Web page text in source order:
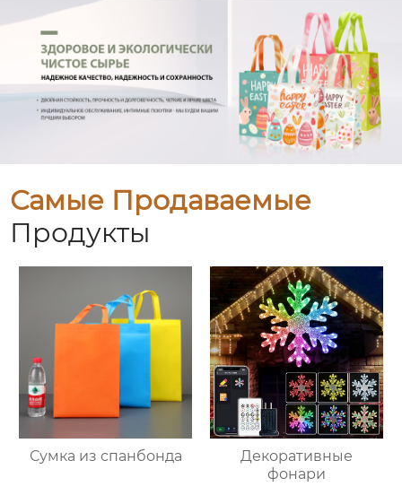
Самые Продаваемые
Продукты
Сумка из спанбонда
Декоративные
фонари